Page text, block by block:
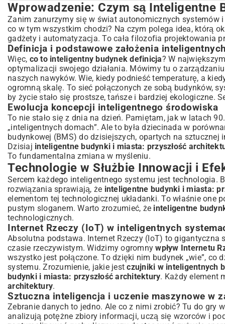
Wprowadzenie: Czym są Inteligentne Budynki i Miasta?
Definicja i podstawowe założenia inteligentnych środowisk
Ewolucja koncepcji inteligentnego środowiska
Technologie w Służbie Innowacji i Efektywności
Internet Rzeczy (IoT) w inteligentnych systemach
Sztuczna inteligencja i uczenie maszynowe w zarządzaniu
Big Data i analityka predykcyjna dla lepszego planowania
Energetyka odnawialna i zaawansowane systemy zarządzania
Korzyści dla Mieszkańców, Społeczności i Środowiska
Zwiększony komfort i bezpieczeństwo życia codziennego
Poprawa efektywności energetycznej i redukcja kosztów
Zrównoważony rozwój i ekologia w praktyce miejskiej
Lepsza jakość życia i dostęp do nowoczesnych usług
Wyzwania na Drodze do Inteligentnej Przyszłości
Kwestie prywatności i bezpieczeństwa danych osobowych
Wysokie koszty początkowe i efektywne finansowanie
Integracja systemów i zapewnienie interoperacyjności
Akceptacja społeczna i edukacja mieszkańców
Perspektywy Rozwoju Inteligentnej Architektury i
Innowacyjne materiały budowlane i technologie konstrukcyjne
Cyfrowe bliźniaki (Digital Twins) w planowaniu przestrzennym
Rola człowieka w inteligentnych ekosystemach miejskich
Podsumowanie: Wizja Zrównoważonej i Innowacyjnej
Wprowadzenie: Czym są Inteligentne
Zanim zanurzymy się w świat autonomicznych systemów
co w tym wszystkim chodzi? Na czym polega idea, którą
gadżety i automatyzacja. To cała filozofia projektowania
Definicja i podstawowe założenia
Więc, co to inteligentny budynek definicja? W
optymalizacji swojego działania. Mówimy tu o
naszych nawyków. Wie, kiedy podnieść temperaturę, a
ogromną skalę. To sieć połączonych ze sobą budynków,
by życie stało się prostsze, tańsze i bardziej ekologiczne.
Ewolucja koncepcji inteligentnego środowiska
To nie stało się z dnia na dzień. Pamiętam, jak w latach
„inteligentnych domach”. Ale to była dziecinada w
budynkowej (BMS) do dzisiejszych, opartych na sztucznej
Dzisiaj inteligentne budynki i miasta: przyszłość
To fundamentalna zmiana w myśleniu.
Technologie w Służbie Innowacji i
Sercem każdego inteligentnego systemu jest technologia.
rozwiązania sprawiają, że inteligentne budynki i miasta:
elementom tej technologicznej układanki. To właśnie one
pustym sloganem. Warto zrozumieć, że inteligentne
technologicznych.
Internet Rzeczy (IoT) w inteligentnych
Absolutna podstawa. Internet Rzeczy (IoT) to
czasie rzeczywistym. Widzimy ogromnywpływ Internetu
wszystko jest połączone. To dzięki nim budynek „wie”,
systemu. Zrozumienie, jakie jestczujniki w inteligentnych
budynki i miasta: przyszłość architektury. Każdy element
architektury.
Sztuczna inteligencja i uczenie maszynowe w
Zebranie danych to jedno. Ale co z nimi zrobić? Tu do gry
analizują potężne zbiory informacji, uczą się wzorców i